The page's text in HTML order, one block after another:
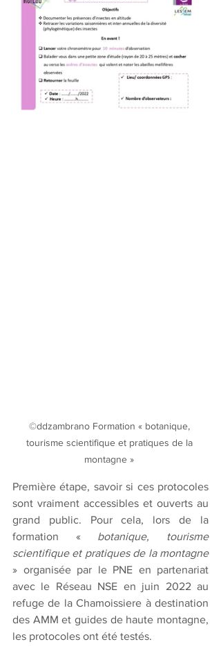
©ddzambrano Formation « botanique,
tourisme scientifique et pratiques de la
montagne »
Première étape, savoir si ces protocoles
sont vraiment accessibles et ouverts au
grand public. Pour cela, lors de la
formation « botanique, tourisme
scientifique et pratiques de la montagne
» organisée par le PNE en partenariat
avec le Réseau NSE en juin 2022 au
refuge de la Chamoissiere à destination
des AMM et guides de haute montagne,
les protocoles ont été testés.